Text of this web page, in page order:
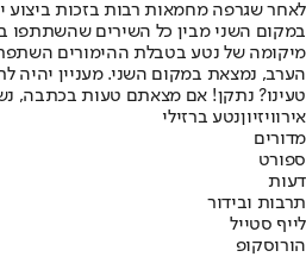
במקום השני מבין כל השירים שהשתתפו בחצי
מיקומה של נטע בטבלת ההימורים
הערב, נמצאת במקום השני. מעניין יהיה
טעינו? נתקן! אם מצאתם טעות בכתבה,
אירוויזיוןנטע ברזילי
מדורים
ספורט
דעות
תרבות ובידור
לייף סטייל
הורוסקופ